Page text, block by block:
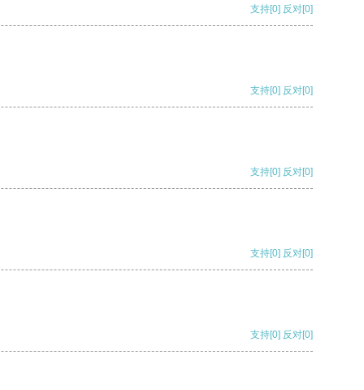
支持[0] 反对[0]
支持[0] 反对[0]
支持[0] 反对[0]
支持[0] 反对[0]
支持[0] 反对[0]